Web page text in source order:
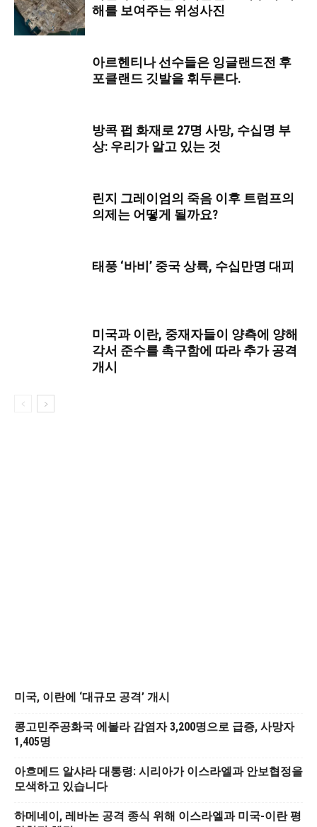
해를 보여주는 위성사진
아르헨티나 선수들은 잉글랜드전 후
포클랜드 깃발을 휘두른다.
방콕 펍 화재로 27명 사망, 수십명 부
상: 우리가 알고 있는 것
린지 그레이엄의 죽음 이후 트럼프의
의제는 어떻게 될까요?
태풍 ‘바비’ 중국 상륙, 수십만명 대피
미국과 이란, 중재자들이 양측에 양해
각서 준수를 촉구함에 따라 추가 공격
개시
미국, 이란에 ‘대규모 공격’ 개시
콩고민주공화국 에볼라 감염자 3,200명으로 급증, 사망자
1,405명
아흐메드 알샤라 대통령: 시리아가 이스라엘과 안보협정을
모색하고 있습니다
하메네이, 레바논 공격 종식 위해 이스라엘과 미국-이란 평